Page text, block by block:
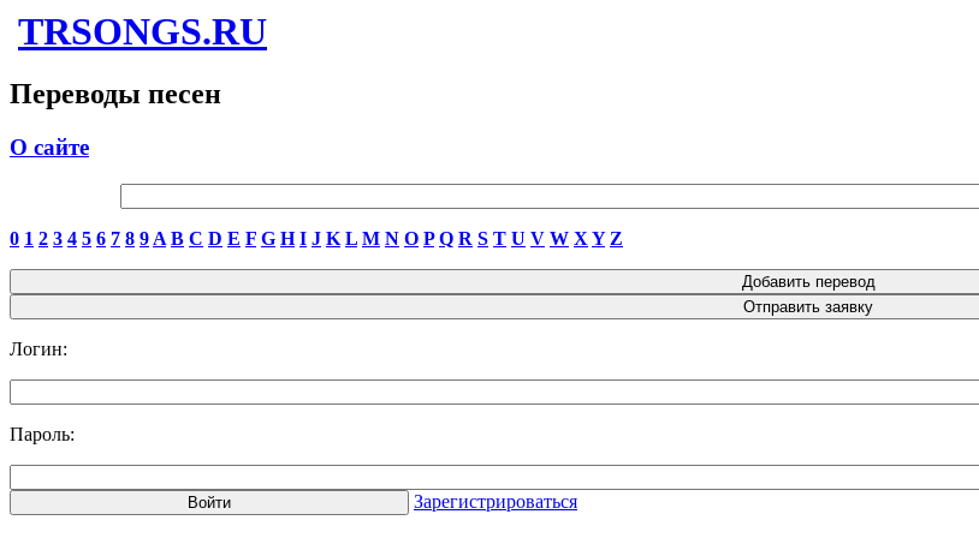
TRSONGS.RU
Переводы песен
О сайте
0 1 2 3 4 5 6 7 8 9 A B C D E F G H I J K L M N O P Q R S T U V W X Y Z
Логин:
Пароль:
Зарегистрироваться